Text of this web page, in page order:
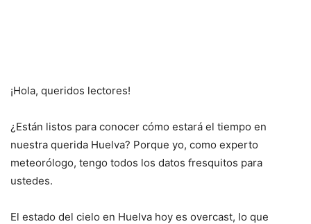
¡Hola, queridos lectores!
¿Están listos para conocer cómo estará el tiempo en
nuestra querida Huelva? Porque yo, como experto
meteorólogo, tengo todos los datos fresquitos para
ustedes.
El estado del cielo en Huelva hoy es overcast, lo que